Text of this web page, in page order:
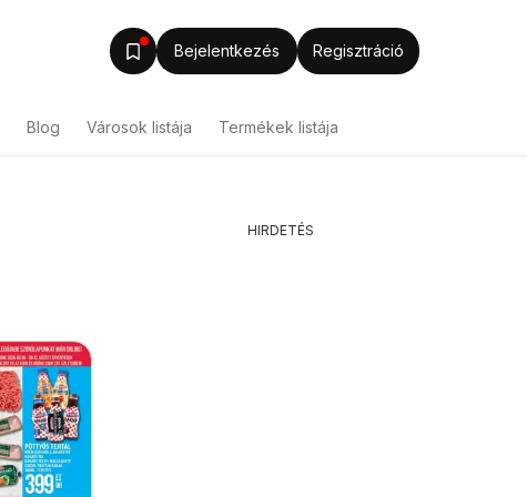
Bejelentkezés Regisztráció
Blog Városok listája Termékek listája
HIRDETÉS